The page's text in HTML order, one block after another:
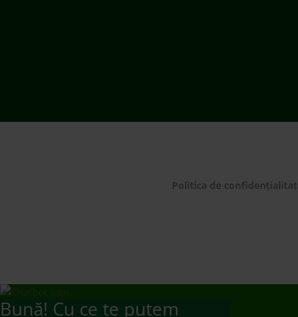
Bună! Cu ce te putem
colectarewww.ecotic.ro/puncte-de-colectare
mulțumim!